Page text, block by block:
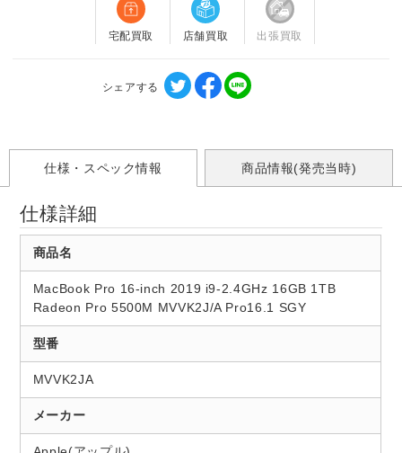
宅配買取 店舗買取 出張買取
シェアする
仕様・スペック情報 商品情報(発売当時)
仕様詳細
商品名
MacBook Pro 16-inch 2019 i9-2.4GHz 16GB 1TB
Radeon Pro 5500M MVVK2J/A Pro16.1 SGY
型番
MVVK2JA
メーカー